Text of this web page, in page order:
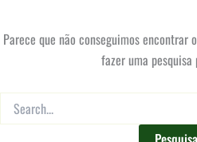
Parece que não conseguimos encontrar
fazer uma pesquisa